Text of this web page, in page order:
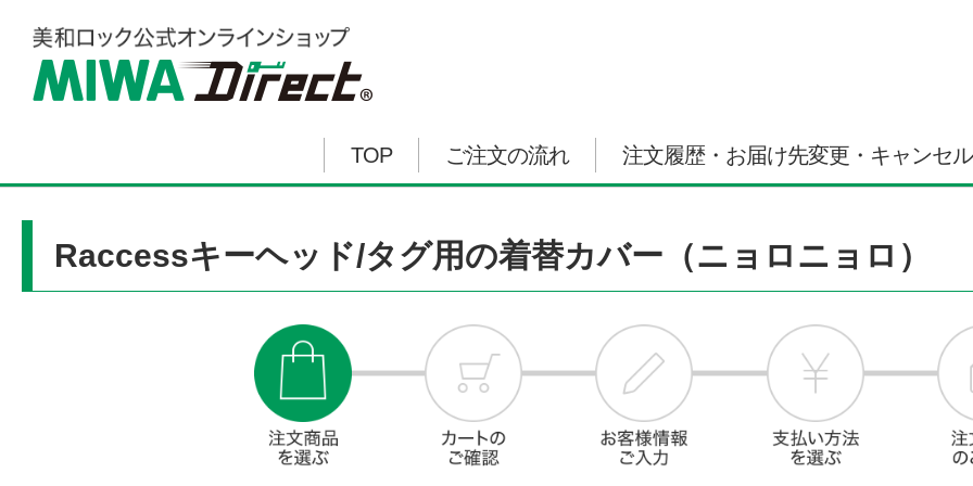
TOP ご注文の流れ 注文履歴・お届け先変更・キャンセル
Raccessキーヘッド/タグ用の着替カバー（ニョロニョロ）